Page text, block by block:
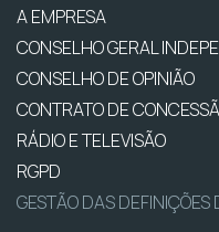
A EMPRESA
CONSELHO GERAL
CONSELHO DE OPINIÃO
CONTRATO DE
RÁDIO E TELEVISÃO
RGPD
GESTÃO DAS DEFINIÇÕES